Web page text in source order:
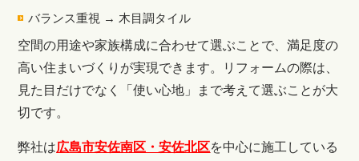
バランス重視 → 木目調タイル
空間の用途や家族構成に合わせて選ぶことで、満足度の
高い住まいづくりが実現できます。リフォームの際は、
見た目だけでなく「使い心地」まで考えて選ぶことが大
切です。
弊社は広島市安佐南区・安佐北区を中心に施工している